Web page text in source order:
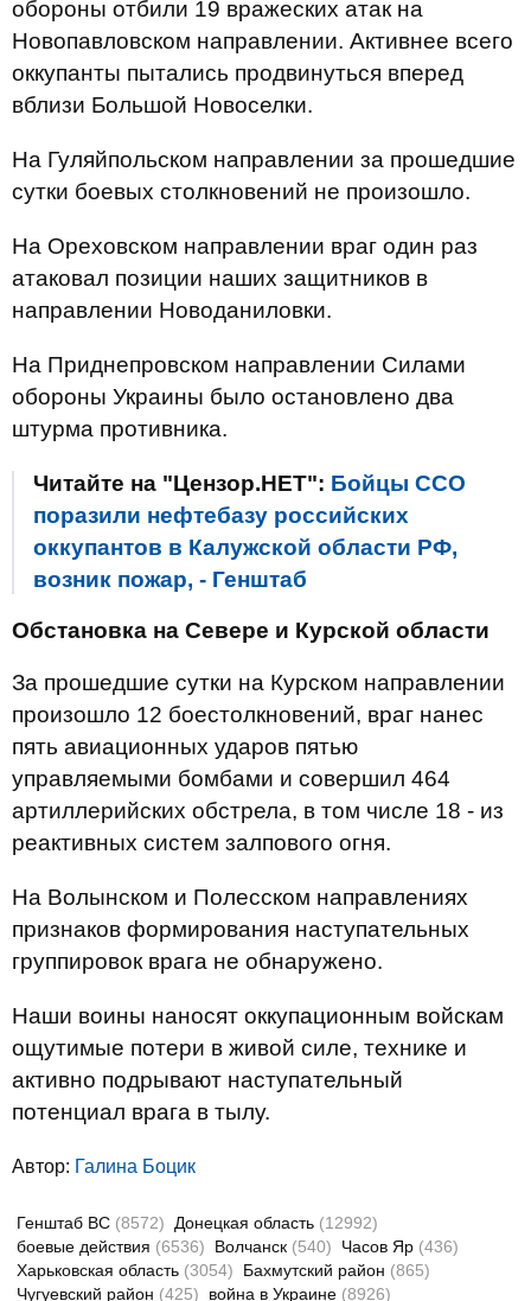
обороны отбили 19 вражеских атак на
Новопавловском направлении. Активнее всего
оккупанты пытались продвинуться вперед
вблизи Большой Новоселки.
На Гуляйпольском направлении за прошедшие
сутки боевых столкновений не произошло.
На Ореховском направлении враг один раз
атаковал позиции наших защитников в
направлении Новоданиловки.
На Приднепровском направлении Силами
обороны Украины было остановлено два
штурма противника.
Читайте на "Цензор.НЕТ": Бойцы ССО
поразили нефтебазу российских
оккупантов в Калужской области РФ,
возник пожар, - Генштаб
Обстановка на Севере и Курской области
За прошедшие сутки на Курском направлении
произошло 12 боестолкновений, враг нанес
пять авиационных ударов пятью
управляемыми бомбами и совершил 464
артиллерийских обстрела, в том числе 18 - из
реактивных систем залпового огня.
На Волынском и Полесском направлениях
признаков формирования наступательных
группировок врага не обнаружено.
Наши воины наносят оккупационным войскам
ощутимые потери в живой силе, технике и
активно подрывают наступательный
потенциал врага в тылу.
Автор: Галина Боцик
Генштаб ВС (8572) Донецкая область (12992)
боевые действия (6536) Волчанск (540) Часов Яр (436)
Харьковская область (3054) Бахмутский район (865)
Чугуевский район (425) война в Украине (8926)